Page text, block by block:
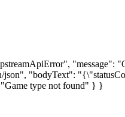
"message":
"bodyText":
type not found" } }